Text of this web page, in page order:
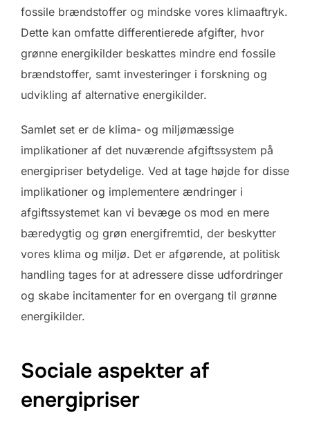
fossile brændstoffer og mindske vores klimaaftryk.
Dette kan omfatte differentierede afgifter, hvor
grønne energikilder beskattes mindre end fossile
brændstoffer, samt investeringer i forskning og
udvikling af alternative energikilder.
Samlet set er de klima- og miljømæssige
implikationer af det nuværende afgiftssystem på
energipriser betydelige. Ved at tage højde for disse
implikationer og implementere ændringer i
afgiftssystemet kan vi bevæge os mod en mere
bæredygtig og grøn energifremtid, der beskytter
vores klima og miljø. Det er afgørende, at politisk
handling tages for at adressere disse udfordringer
og skabe incitamenter for en overgang til grønne
energikilder.
Sociale aspekter af
energipriser